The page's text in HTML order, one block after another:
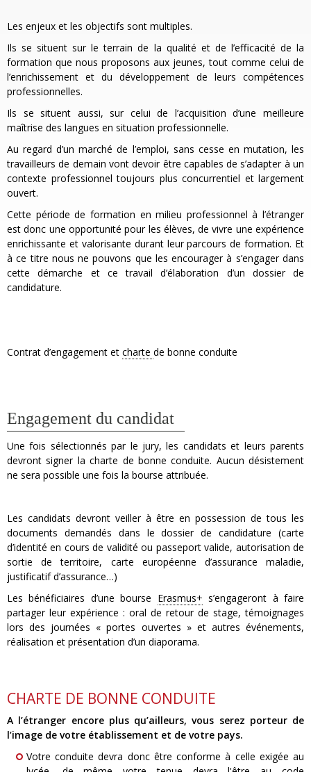
Les enjeux et les objectifs sont multiples.
Ils se situent sur le terrain de la qualité et de l’efficacité de la
formation que nous proposons aux jeunes, tout comme celui de
l’enrichissement et du développement de leurs compétences
professionnelles.
Ils se situent aussi, sur celui de l’acquisition d’une meilleure
maîtrise des langues en situation professionnelle.
Au regard d’un marché de l’emploi, sans cesse en mutation, les
travailleurs de demain vont devoir être capables de s’adapter à un
contexte professionnel toujours plus concurrentiel et largement
ouvert.
Cette période de formation en milieu professionnel à l’étranger
est donc une opportunité pour les élèves, de vivre une expérience
enrichissante et valorisante durant leur parcours de formation. Et
à ce titre nous ne pouvons que les encourager à s’engager dans
cette démarche et ce travail d’élaboration d’un dossier de
candidature.
Contrat d’engagement et charte de bonne conduite
Engagement du candidat
Une fois sélectionnés par le jury, les candidats et leurs parents
devront signer la charte de bonne conduite. Aucun désistement
ne sera possible une fois la bourse attribuée.
Les candidats devront veiller à être en possession de tous les
documents demandés dans le dossier de candidature (carte
d’identité en cours de validité ou passeport valide, autorisation de
sortie de territoire, carte européenne d’assurance maladie,
justificatif d’assurance…)
Les bénéficiaires d’une bourse Erasmus+ s’engageront à faire
partager leur expérience : oral de retour de stage, témoignages
lors des journées « portes ouvertes » et autres événements,
réalisation et présentation d’un diaporama.
CHARTE DE BONNE CONDUITE
A l’étranger encore plus qu’ailleurs, vous serez porteur de
l’image de votre établissement et de votre pays.
Votre conduite devra donc être conforme à celle exigée au